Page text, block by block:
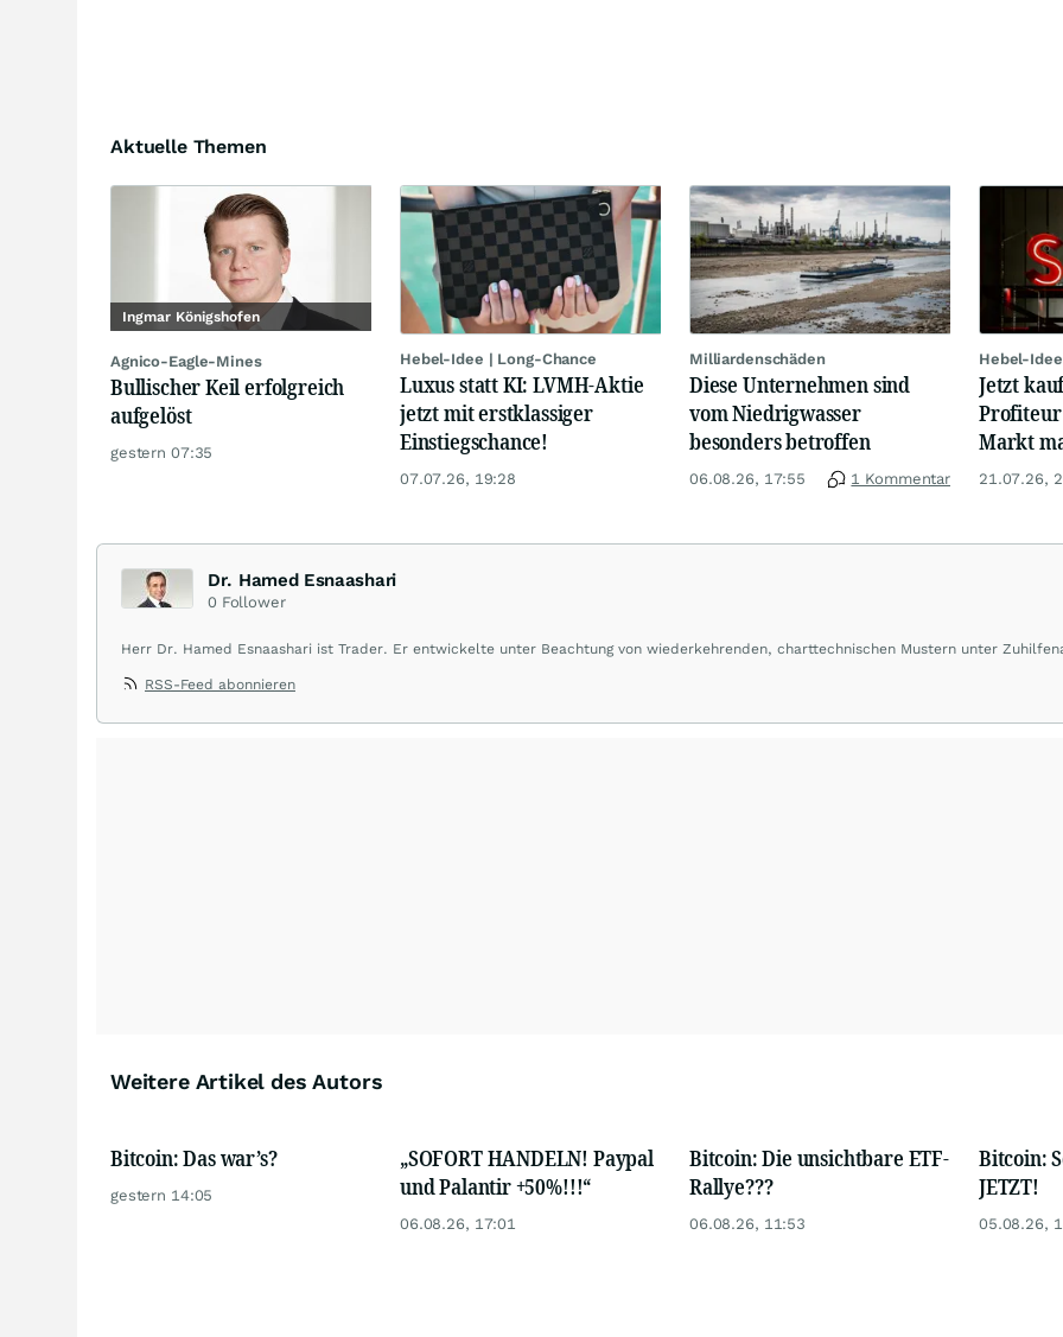
Aktuelle Themen
Ingmar Königshofen
Agnico-Eagle-Mines
Bullischer Keil erfolgreich
aufgelöst
gestern 07:35
Hebel-Idee | Long-Chance
Luxus statt KI: LVMH-Aktie
jetzt mit erstklassiger
Einstiegschance!
07.07.26, 19:28
Milliardenschäden
Diese Unternehmen sind
vom Niedrigwasser
besonders betroffen
06.08.26, 17:55 1 Kommentar
Hebel-
Jetzt
Markt
21.07.26,
Dr. Hamed Esnaashari
0 Follower
Herr Dr. Hamed Esnaashari ist Trader. Er entwickelte unter Beachtung von wiederkehrenden, charttechnischen Mustern unter
institutionellen Börsenteilnehmern ein Investment- und Trading-Coaching, das sich extremer Beliebtheit erfreut. Auf seinem
RSS-Feed abonnieren
Weitere Artikel des Autors
Bitcoin: Das war’s?
gestern 14:05
„SOFORT HANDELN! Paypal
und Palantir +50%!!!“
06.08.26, 17:01
Bitcoin: Die unsichtbare ETF-
Rallye???
06.08.26, 11:53
Bitcoin:
JETZT!
05.08.26,